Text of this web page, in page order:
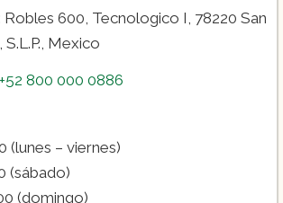
Robles 600, Tecnologico I, 78220 San
S.L.P., Mexico
+52 800 000 0886
(lunes – viernes)
(sábado)
(domingo)